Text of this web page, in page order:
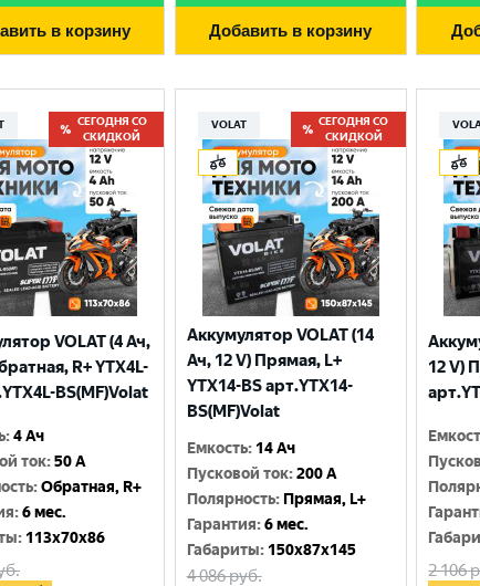
в корзину Добавить в корзину
СЕГОДНЯ СО
СКИДКОЙ
VOLAT (4 Ач,
R+ YTX4L-
BS(MF)Volat
:4 Ач
ток:50 A
:Обратная, R+
:6 мес.
: 113x70x86
VOLAT
СЕГОДНЯ СО
СКИДКОЙ
Аккумулятор VOLAT (14
Ач, 12 V) Прямая, L+
YTX14-BS арт.YTX14-
BS(MF)Volat
Емкость: 14 Ач
Пусковой ток:200 A
Полярность: Прямая, L+
Гарантия:6 мес.
Габариты: 150x87x145
4 086руб.
12 V)
2 106